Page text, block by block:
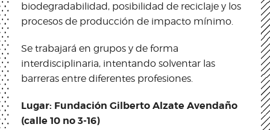
biodegradabilidad, posibilidad de reciclaje y los
procesos de producción de impacto mínimo.
Se trabajará en grupos y de forma
interdisciplinaria, intentando solventar las
barreras entre diferentes profesiones.
Lugar: Fundación Gilberto Alzate Avendaño
(calle 10 no 3-16)